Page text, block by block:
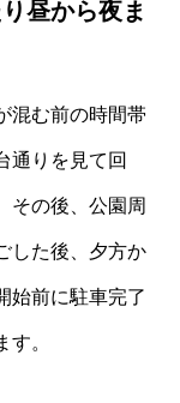
昼から夜ま
混む前の時間帯
通りを見て回
その後、公園周
した後、夕方か
始前に駐車完了
。